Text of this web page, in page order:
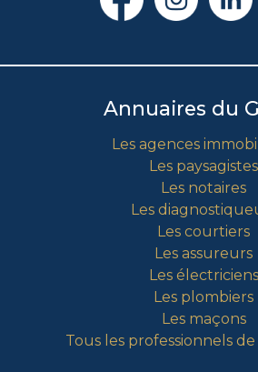
Annuaires du
Les agences
Les paysagistes
Les notaires
Les
Les courtiers
Les assureurs
Les électriciens
Les plombiers
Les maçons
Tous les professionnels